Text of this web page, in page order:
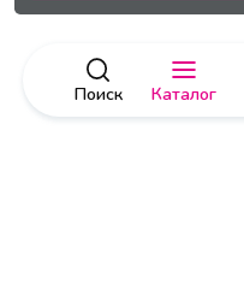
Поиск Каталог